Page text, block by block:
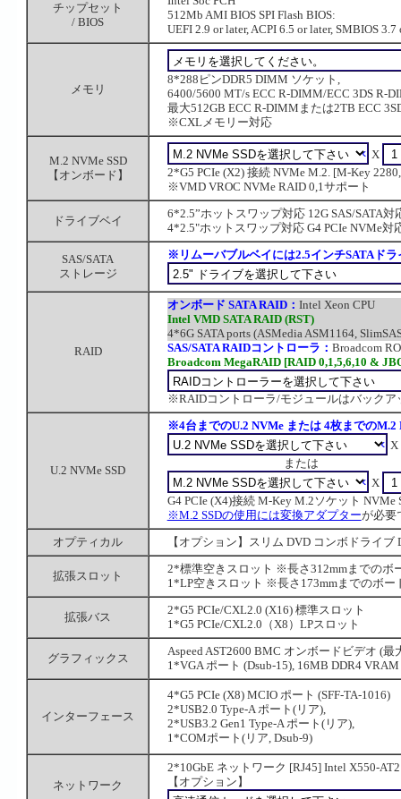
チップセット
/ BIOS
512Mb AMI BIOS SPI Flash BIOS:
UEFI 2.9 or later, ACPI 6.5 or later, SMBIOS 3.7
メモリ
8*288ピンDDR5 DIMM ソケット,
6400/5600 MT/s ECC R-DIMM/ECC 3DS R-
最大512GB ECC R-DIMMまたは2TB ECC
※CXLメモリー対応
M.2 NVMe SSD
【オンボード】
X
2*G5 PCIe (X2) 接続 NVMe M.2. [M-Key
※VMD VROC NVMe RAID 0,1サポート
ドライブベイ
6*2.5”ホットスワップ対応 12G SAS/SATA対
4*2.5"ホットスワップ対応 G4 PCIe NVMe対
SAS/SATA
ストレージ
※リムーバブルベイには2.5インチSATAド
RAID
オンボード SATA RAID： Intel Xeon CPU
Intel VMD SATA RAID (RST)
4*6G SATA ports (ASMedia ASM1164,
SAS/SATA RAIDコントローラ： Broadcom
Broadcom MegaRAID [RAID 0,1,5,6,10 &
※RAIDコントローラ/モジュールはバック
U.2 NVMe SSD
※4台までのU.2 NVMe または 4枚までの
X
または
X
G4 PCIe (X4)接続 M-Key M.2ソケット NVMe
※M.2 SSDの使用には変換アダプターが必要
オプティカル
【オプション】スリム DVD コンボドライブ
拡張スロット
2*標準空きスロット ※長さ312mmまでのボ
1*LP空きスロット ※長さ173mmまでのボー
拡張バス
2*G5 PCIe/CXL2.0 (X16) 標準スロット
1*G5 PCIe/CXL2.0（X8）LPスロット
グラフィックス
Aspeed AST2600 BMC オンボードビデオ (最
1*VGA ポート (Dsub-15), 16MB DDR4 VRAM
インターフェース
4*G5 PCIe (X8) MCIO ポート (SFF-TA-1016)
2*USB2.0 Type-A ポート(リア),
2*USB3.2 Gen1 Type-A ポート(リア),
1*COMポート(リア, Dsub-9)
ネットワーク
2*10GbE ネットワーク [RJ45] Intel X550-
【オプション】